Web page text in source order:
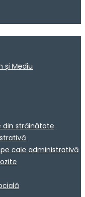
și Mediu
din străinătate
cale administrativă